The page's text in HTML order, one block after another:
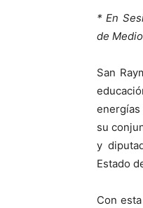
* En
de
San
su
y
Estado
Con